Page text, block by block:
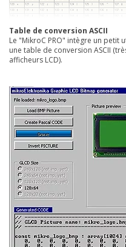
Table de conversion ASCII
Le "MikroC PRO" intègre un
une table de conversion ASCII
afficheurs LCD).